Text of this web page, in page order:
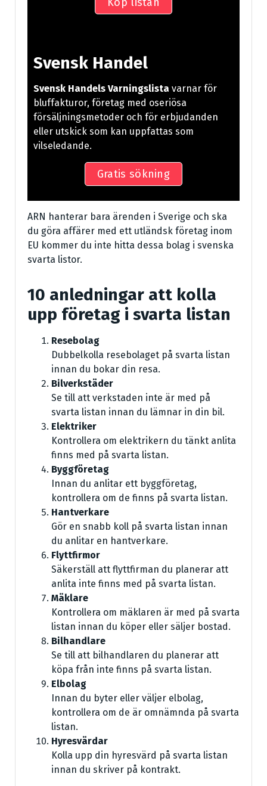
Svensk Handel
Svensk Handels Varningslista varnar för
bluffakturor, företag med oseriösa
försäljningsmetoder och för erbjudanden
eller utskick som kan uppfattas som
vilseledande.
Gratis sökning
ARN hanterar bara ärenden i Sverige och ska
du göra affärer med ett utländsk företag inom
EU kommer du inte hitta dessa bolag i svenska
svarta listor.
10 anledningar att kolla
upp företag i svarta listan
Resebolag
Dubbelkolla resebolaget på svarta listan
innan du bokar din resa.
Bilverkstäder
Se till att verkstaden inte är med på
svarta listan innan du lämnar in din bil.
Elektriker
Kontrollera om elektrikern du tänkt anlita
finns med på svarta listan.
Byggföretag
Innan du anlitar ett byggföretag,
kontrollera om de finns på svarta listan.
Hantverkare
Gör en snabb koll på svarta listan innan
du anlitar en hantverkare.
Flyttfirmor
Säkerställ att flyttfirman du planerar att
anlita inte finns med på svarta listan.
Mäklare
Kontrollera om mäklaren är med på svarta
listan innan du köper eller säljer bostad.
Bilhandlare
Se till att bilhandlaren du planerar att
köpa från inte finns på svarta listan.
Elbolag
Innan du byter eller väljer elbolag,
kontrollera om de är omnämnda på svarta
listan.
Hyresvärdar
Kolla upp din hyresvärd på svarta listan
innan du skriver på kontrakt.